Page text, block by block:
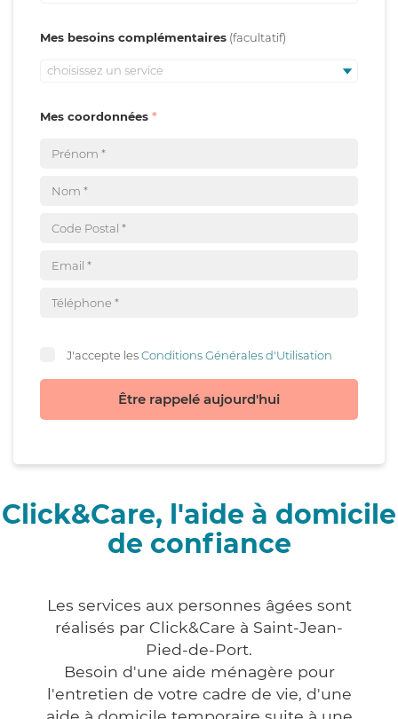
Mes besoins complémentaires
choisissez un service
Mes coordonnées
J'accepte lesConditions Générales d'Utilisation
Être rappelé aujourd'hui
Click&Care, l'aide à domicile
de confiance
Les services aux personnes âgées sont
réalisés par Click&Care à Saint-Jean-
Pied-de-Port.
Besoin d'une aide ménagère pour
l'entretien de votre cadre de vie, d'une